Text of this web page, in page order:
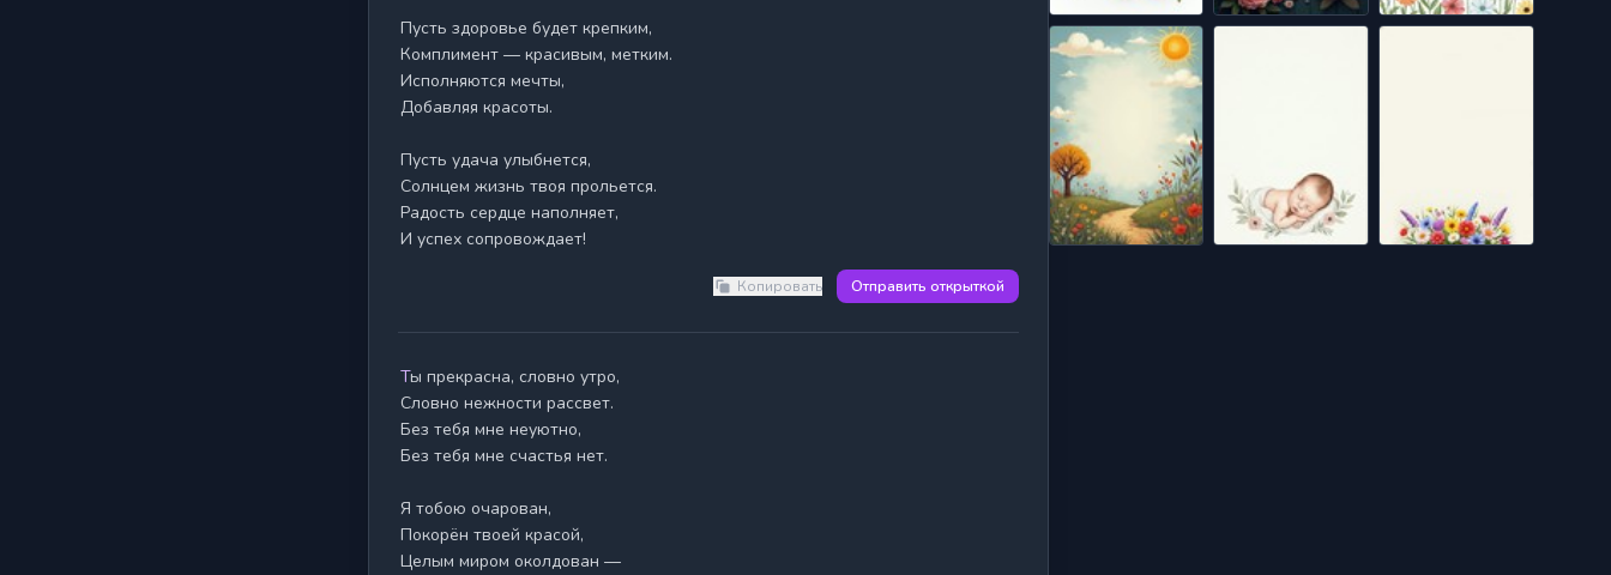
Пусть здоровье будет крепким,
Комплимент — красивым, метким.
Исполняются мечты,
Добавляя красоты.
Пусть удача улыбнется,
Солнцем жизнь твоя прольется.
Радость сердце наполняет,
И успех сопровождает!
Копировать Отправить открыткой
Ты прекрасна, словно утро,
Словно нежности рассвет.
Без тебя мне неуютно,
Без тебя мне счастья нет.
Я тобою очарован,
Покорён твоей красой,
Целым миром околдован —